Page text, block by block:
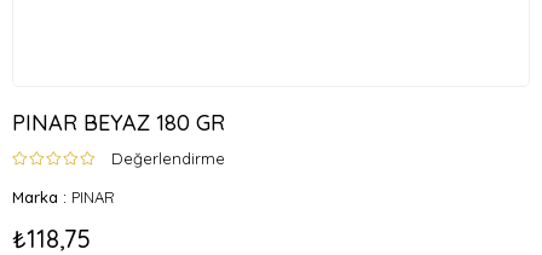
PINAR BEYAZ 180 GR
Değerlendirme
Marka : PINAR
₺118,75